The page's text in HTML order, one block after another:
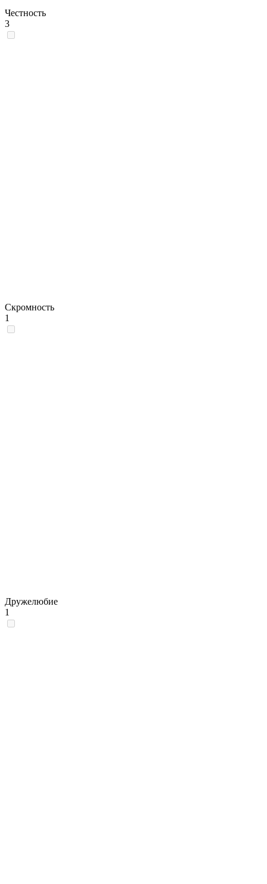
Честность
3
Скромность
1
Дружелюбие
1